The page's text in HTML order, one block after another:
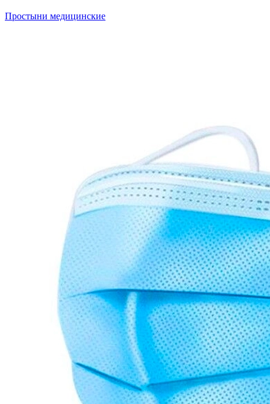
Простыни медицинские